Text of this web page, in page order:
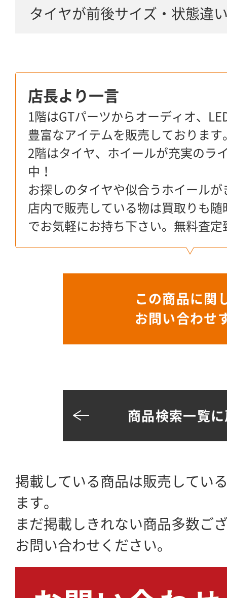
タイヤが前後サイズ・状態違
店長より一言
1階はGTパーツからオーディオ、
豊富なアイテムを販売しております
2階はタイヤ、ホイールが充実のラ
中！
お探しのタイヤや似合うホイール
店内で販売している物は買取りも
でお気軽にお持ち下さい。無料査定
この商品に関
お問い合わせ
商品検索一覧
掲載している商品は販売してい
ます。
まだ掲載しきれない商品多数ご
お問い合わせください。